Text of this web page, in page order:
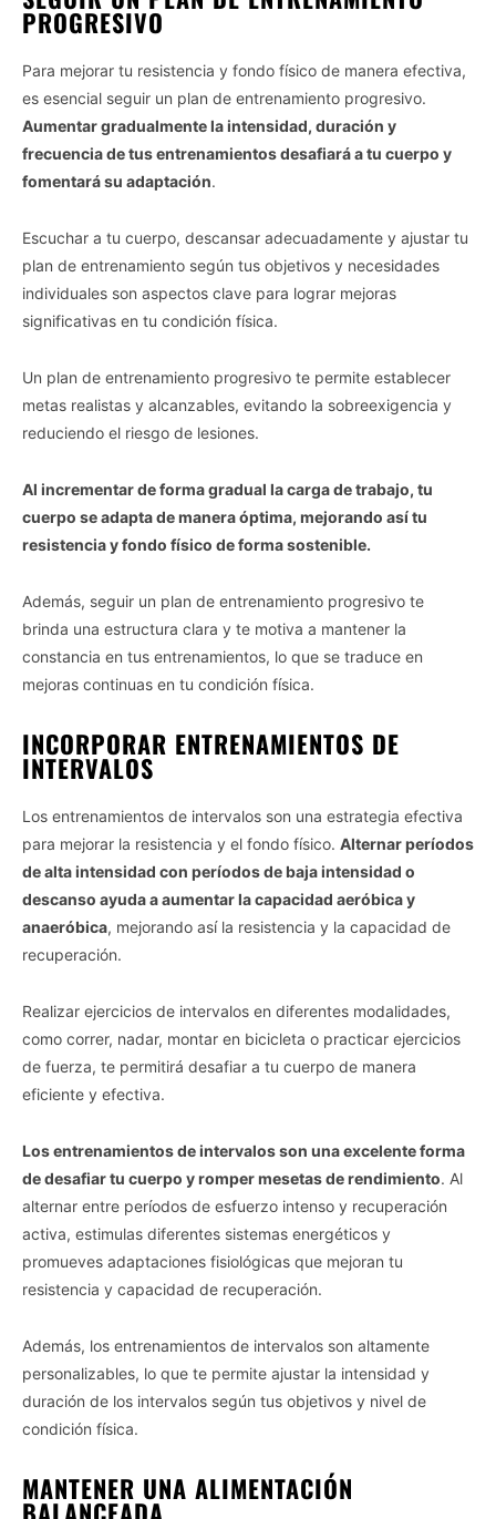
PROGRESIVO
Para mejorar tu resistencia y fondo físico de manera efectiva,
es esencial seguir un plan de entrenamiento progresivo.
Aumentar gradualmente la intensidad, duración y
frecuencia de tus entrenamientos desafiará a tu cuerpo y
fomentará su adaptación.
Escuchar a tu cuerpo, descansar adecuadamente y ajustar tu
plan de entrenamiento según tus objetivos y necesidades
individuales son aspectos clave para lograr mejoras
significativas en tu condición física.
Un plan de entrenamiento progresivo te permite establecer
metas realistas y alcanzables, evitando la sobreexigencia y
reduciendo el riesgo de lesiones.
Al incrementar de forma gradual la carga de trabajo, tu
cuerpo se adapta de manera óptima, mejorando así tu
resistencia y fondo físico de forma sostenible.
Además, seguir un plan de entrenamiento progresivo te
brinda una estructura clara y te motiva a mantener la
constancia en tus entrenamientos, lo que se traduce en
mejoras continuas en tu condición física.
INCORPORAR ENTRENAMIENTOS DE
INTERVALOS
Los entrenamientos de intervalos son una estrategia efectiva
para mejorar la resistencia y el fondo físico. Alternar períodos
de alta intensidad con períodos de baja intensidad o
descanso ayuda a aumentar la capacidad aeróbica y
anaeróbica, mejorando así la resistencia y la capacidad de
recuperación.
Realizar ejercicios de intervalos en diferentes modalidades,
como correr, nadar, montar en bicicleta o practicar ejercicios
de fuerza, te permitirá desafiar a tu cuerpo de manera
eficiente y efectiva.
Los entrenamientos de intervalos son una excelente forma
de desafiar tu cuerpo y romper mesetas de rendimiento. Al
alternar entre períodos de esfuerzo intenso y recuperación
activa, estimulas diferentes sistemas energéticos y
promueves adaptaciones fisiológicas que mejoran tu
resistencia y capacidad de recuperación.
Además, los entrenamientos de intervalos son altamente
personalizables, lo que te permite ajustar la intensidad y
duración de los intervalos según tus objetivos y nivel de
condición física.
MANTENER UNA ALIMENTACIÓN